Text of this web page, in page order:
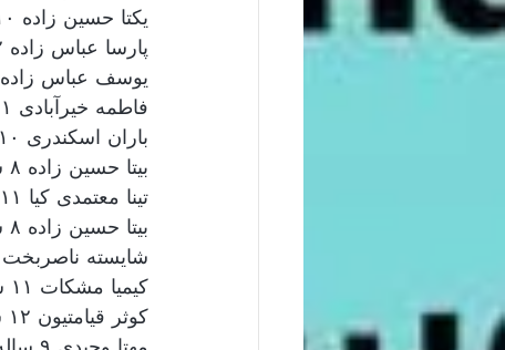
یکتا حسین زاده ۱۰ ساله
پارسا عباس زاده ۱۲ ساله
یوسف عباس زاده ۱۴ ساله
فاطمه خیرآبادی ۱۱ ساله
باران اسکندری ۱۰ ساله
بیتا حسین زاده ۸ ساله
تینا معتمدی کیا ۱۱ ساله
بیتا حسین زاده ۸ ساله
شایسته ناصربخت ۱۲ ساله
کیمیا مشکات ۱۱ ساله
کوثر قیامتیون ۱۲ ساله